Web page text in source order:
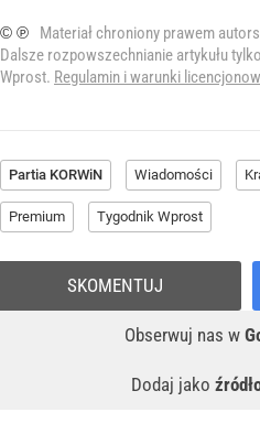
© ℗
Materiał chroniony prawem
Dalsze rozpowszechnianie artykułu
Wprost. Regulamin i warunki
Partia KORWiN Wiadomości
Premium Tygodnik Wprost
Obserwuj nas w
Dodaj jako
SKOMENTUJ